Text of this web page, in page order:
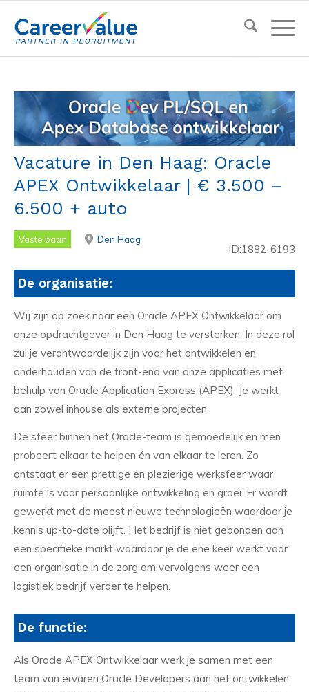
Vacature in Den Haag: Oracle
APEX Ontwikkelaar | € 3.500 –
6.500 + auto
Vaste baan Den Haag
ID:1882-6193
De organisatie:
Wij zijn op zoek naar een Oracle APEX Ontwikkelaar om
onze opdrachtgever in Den Haag te versterken. In deze rol
zul je verantwoordelijk zijn voor het ontwikkelen en
onderhouden van de front-end van onze applicaties met
behulp van Oracle Application Express (APEX). Je werkt
aan zowel inhouse als externe projecten.
De sfeer binnen het Oracle-team is gemoedelijk en men
probeert elkaar te helpen én van elkaar te leren. Zo
ontstaat er een prettige en plezierige werksfeer waar
ruimte is voor persoonlijke ontwikkeling en groei. Er wordt
gewerkt met de meest nieuwe technologieën waardoor je
kennis up-to-date blijft. Het bedrijf is niet gebonden aan
een specifieke markt waardoor je de ene keer werkt voor
een organisatie in de zorg om vervolgens weer een
logistiek bedrijf verder te helpen.
De functie:
Als Oracle APEX Ontwikkelaar werk je samen met een
team van ervaren Oracle Developers aan het ontwikkelen